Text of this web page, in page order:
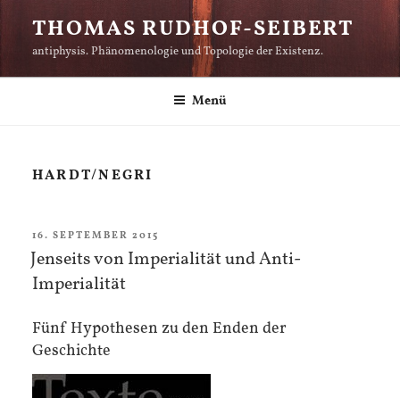
Inhalt
springen
THOMAS RUDHOF-SEIBERT
antiphysis. Phänomenologie und Topologie der Existenz.
Menü
HARDT/NEGRI
VERÖFFENTLICHT
AM
16. SEPTEMBER 2015
Jenseits von Imperialität und Anti-
Imperialität
Fünf Hypothesen zu den Enden der
Geschichte